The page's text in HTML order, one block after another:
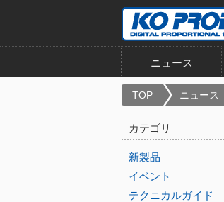
ニュース
TOP ニュース
カテゴリ
新製品
イベント
テクニカルガイド